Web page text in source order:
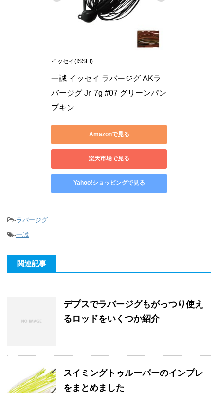
イッセイ(ISSEI)
一誠 イッセイ ラバージグ AKラ
バージグ Jr. 7g #07 グリーンパン
プキン
Amazonで見る
楽天市場で見る
Yahoo!ショッピングで見る
-ラバージグ
-一誠
関連記事
デプスでラバージグもがっつり使え
るロッドをいくつか紹介
スイミングトゥルーパーのインプレ
をまとめました